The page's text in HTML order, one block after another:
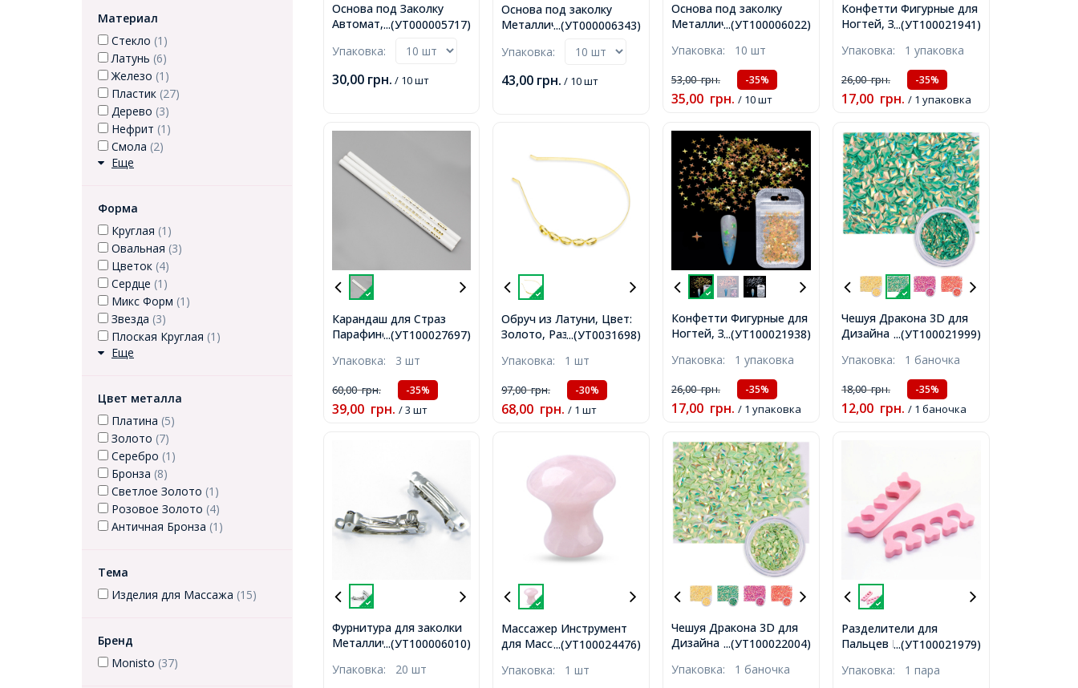
Материал
Стекло (1)
Латунь (6)
Железо (1)
Пластик (27)
Дерево (3)
Нефрит (1)
Смола (2)
Еще
Форма
Круглая (1)
Овальная (3)
Цветок (4)
Сердце (1)
Микс Форм (1)
Звезда (3)
Плоская Круглая (1)
Еще
Цвет металла
Платина (5)
Золото (7)
Серебро (1)
Бронза (8)
Светлое Золото (1)
Розовое Золото (4)
Античная Бронза (1)
Тема
Изделия для Массажа (15)
Бренд
Monisto (37)
...(УТ000005717)
Основа под Заколку
Автомат, Железо,
Упаковка:
30,00 грн. / 10 шт
...(УТ000006343)
Основа под заколку
Металлическая, Золото,
Упаковка:
43,00 грн. / 10 шт
...(УТ100006022)
Основа под заколку
Металлическая, Цвет:
47x13x1мм,
Упаковка: 10 шт
53,00грн. -35%
35,00 грн. / 10 шт
...(УТ100021941)
Конфетти Фигурные для
Ногтей, Звездочки,
Цвет: Серебристый,
около 2г/уп,
Упаковка: 1 упаковка
26,00грн. -35%
17,00 грн. / 1 упаковка
...(УТ100027697)
Карандаш для Страз
Парафиновый, Размер:
Упаковка: 3 шт
60,00грн. -35%
39,00 грн. / 3 шт
...(УТ0031698)
Обруч из Латуни, Цвет:
Золото, Размер:
5мм,
Упаковка: 1 шт
97,00грн. -30%
68,00 грн. / 1 шт
...(УТ100021938)
Конфетти Фигурные для
Ногтей, Звездочки,
Цвет: Золотой, около
Упаковка: 1 упаковка
26,00грн. -35%
17,00 грн. / 1 упаковка
...(УТ100021999)
Чешуя Дракона 3D для
Дизайна Ногтей, Ромб,
1г/баночка,
Упаковка: 1 баночка
18,00грн. -35%
12,00 грн. / 1 баночка
...(УТ100006010)
Фурнитура для заколки
Металлическая, Цвет:
39мм, Ширина 6мм,
Упаковка: 20 шт
...(УТ100024476)
Массажер Инструмент
для Массажа Гриб,
Кварц, 38-41мм,
Упаковка: 1 шт
...(УТ100022004)
Чешуя Дракона 3D для
Дизайна Ногтей, Ромб,
около 1г/баночка,
Упаковка: 1 баночка
...(УТ100021979)
Разделители для
Пальцев Ног, Цвет:
Упаковка: 1 пара